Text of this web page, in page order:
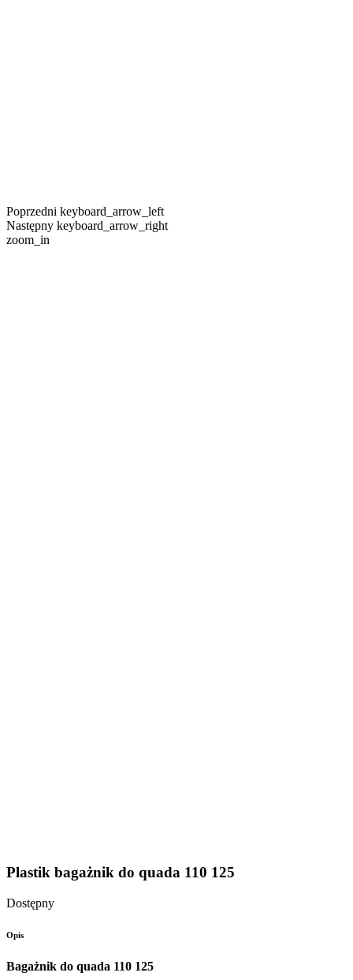
Poprzedni keyboard_arrow_left
Następny keyboard_arrow_right
zoom_in
Plastik bagażnik do quada 110 125
Dostępny
Opis
Bagażnik do quada 110 125